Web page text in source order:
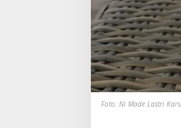
Foto: Ni Made Lastri